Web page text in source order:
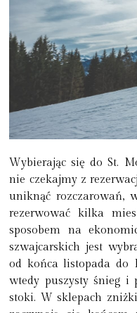
Wybierając się do St.
nie czekajmy z
uniknąć rozczarowań,
rezerwować kilka
sposobem na
szwajcarskich jest
od końca listopada do
wtedy puszysty śnieg i
stoki. W sklepach